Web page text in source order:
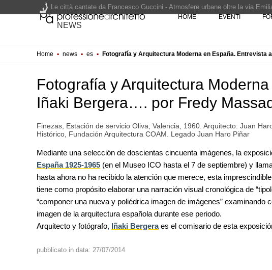
NEWS
HOME EVENTI
Home ▪ news ▪ es ▪ Fotografía y Arquitectura Moderna en España. Entrevista
Fotografía y Arquitectura
Iñaki Bergera…. por Fredy
Finezas, Estación de servicio Oliva, Valencia, 1960. Arquitecto: Juan
Histórico, Fundación Arquitectura COAM. Legado Juan Haro Piñar
Mediante una selección de doscientas cincuenta imágenes, la
España 1925-1965 (en el Museo ICO hasta el 7 de septiembre) y
hasta ahora no ha recibido la atención que merece, esta
tiene como propósito elaborar una narración visual cronológica de
“componer una nueva y poliédrica imagen de imágenes”
imagen de la arquitectura española durante ese periodo.
Arquitecto y fotógrafo, Iñaki Bergeraes el comisario de esta
pubblicato in data: 27/07/2014
07
UP-TO-DATE
Riforma delle professioni, ok al Senato:
novità su abilitazione, competenze,
tirocini ed equo compenso
08
EVENTI
Con Carlo Scarpa lungo l'Italia: tre
appuntamenti tra Palermo, Verona e
Venezia
Le città cantate da Francesco Guccini - Atmosfere urbane oltre la via
Renzo Piano World Tour 2026, ottava edizione in partenza. Rotta verso